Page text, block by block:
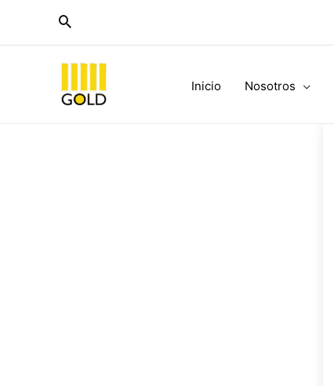
contenido
Inicio Nosotros